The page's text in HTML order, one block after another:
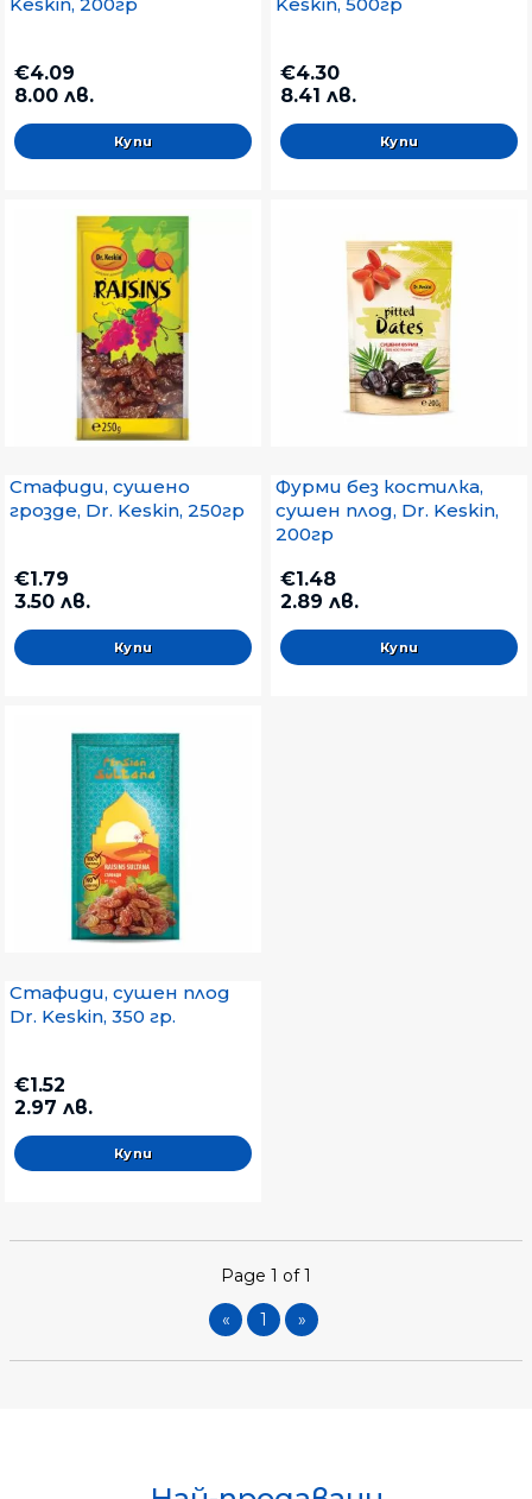
€4.09
8.00 лв.
€4.30
8.41 лв.
Стафиди, сушено
грозде, Dr. Keskin, 250гр
€1.79
3.50 лв.
Фурми без костилка,
сушен плод, Dr. Keskin,
200гр
€1.48
2.89 лв.
Стафиди, сушен плод
Dr. Keskin, 350 гр.
€1.52
2.97 лв.
Page 1 of 1
« 1 »